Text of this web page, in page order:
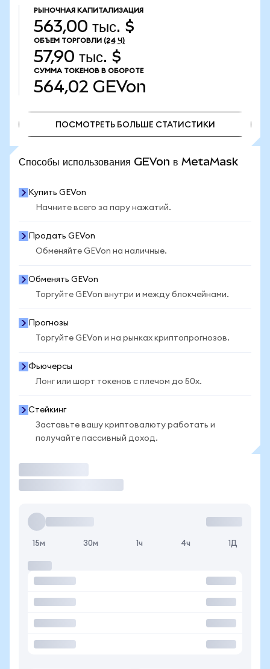
РЫНОЧНАЯ КАПИТАЛИЗАЦИЯ
563,00 тыс. $
ОБЪЕМ ТОРГОВЛИ (24 Ч)
57,90 тыс. $
СУММА ТОКЕНОВ В ОБОРОТЕ
564,02 GEVon
ПОСМОТРЕТЬ БОЛЬШЕ СТАТИСТИКИ
Способы использования GEVon в MetaMask
Купить GEVon
Начните всего за пару нажатий.
Продать GEVon
Обменяйте GEVon на наличные.
Обменять GEVon
Торгуйте GEVon внутри и между блокчейнами.
Прогнозы
Торгуйте GEVon и на рынках криптопрогнозов.
Фьючерсы
Лонг или шорт токенов с плечом до 50x.
Стейкинг
Заставьте вашу криптовалюту работать и
получайте пассивный доход.
15м 30м 1ч 4ч 1Д